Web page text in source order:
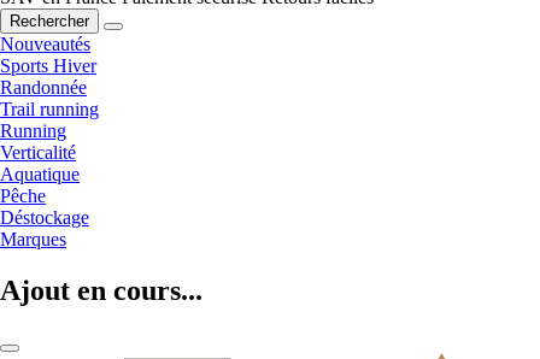
Rechercher
Nouveautés
Sports Hiver
Randonnée
Trail running
Running
Verticalité
Aquatique
Pêche
Déstockage
Marques
Ajout en cours...